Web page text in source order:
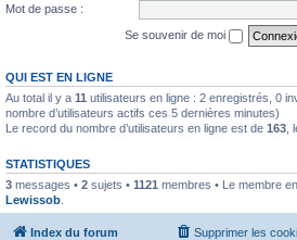
Mot de passe :
Se souvenir de moi
QUI EST EN LIGNE
Au total il y a 11 utilisateurs en ligne : 2 enregistrés, 0
nombre d’utilisateurs actifs ces 5 dernières minutes)
Le record du nombre d’utilisateurs en ligne est de 163
STATISTIQUES
3 messages • 2 sujets • 1121 membres • Le membre
Lewissob
Index du forum Supprimer les